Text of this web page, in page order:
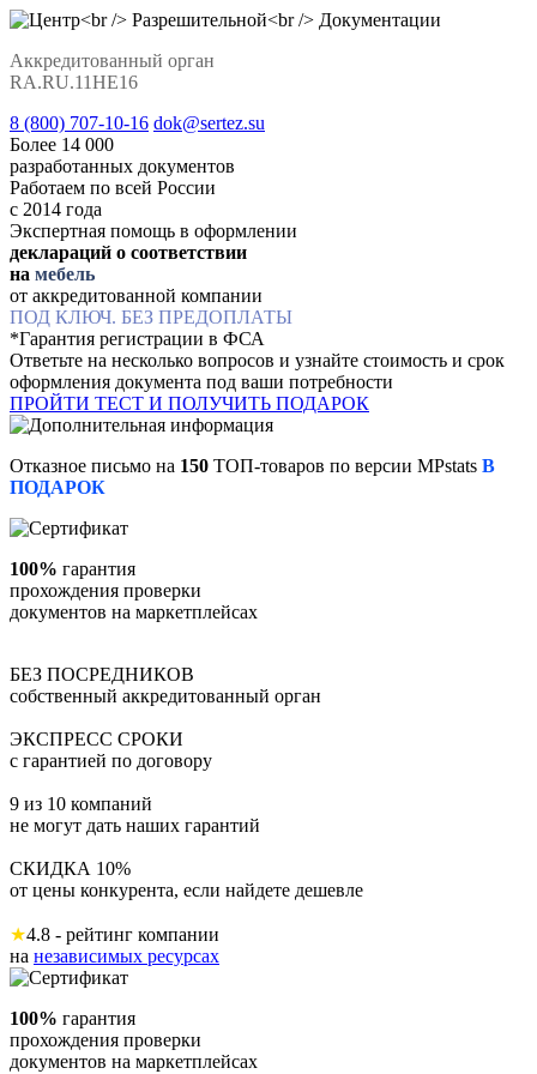
Аккредитованный орган
RA.RU.11НЕ16
8 (800) 707-10-16 dok@sertez.su
Более 14 000
разработанных документов
Работаем по всей Роcсии
с 2014 года
Экспертная помощь в оформлении
деклараций о соответствии
на мебель
от аккредитованной компании
ПОД КЛЮЧ. БЕЗ ПРЕДОПЛАТЫ
*Гарантия регистрации в ФСА
Ответьте на несколько вопросов и узнайте стоимость и срок
оформления документа под ваши потребности
ПРОЙТИ ТЕСТ И ПОЛУЧИТЬ ПОДАРОК
Отказное письмо на 150 ТОП-товаров по версии MPstats В
ПОДАРОК
100% гарантия
прохождения проверки
документов на маркетплейсах
БЕЗ ПОСРЕДНИКОВ
собственный аккредитованный орган
ЭКСПРЕСС СРОКИ
с гарантией по договору
9 из 10 компаний
не могут дать наших гарантий
СКИДКА 10%
от цены конкурента, если найдете дешевле
★4.8 - рейтинг компании
на независимых ресурсах
100% гарантия
прохождения проверки
документов на маркетплейсах